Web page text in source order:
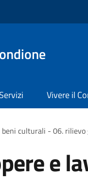
Servizi Vivere il
beni culturali - 06.
e